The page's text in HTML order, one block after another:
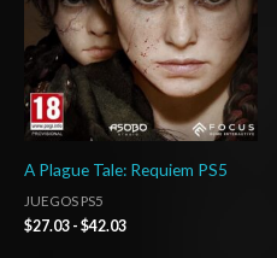
A Plague Tale: Requiem PS5
JUEGOS PS5
$27.03 - $42.03